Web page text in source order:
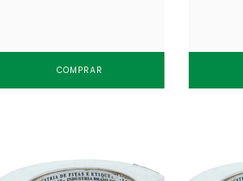
COMPRAR